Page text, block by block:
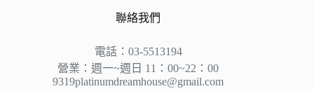
聯絡我們
電話：03-5513194
營業：週一~週日 11：00~22：00
9319platinumdreamhouse@gmail.com